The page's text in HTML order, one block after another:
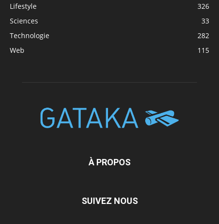
Lifestyle
326
Sciences
33
Technologie
282
Web
115
À PROPOS
SUIVEZ NOUS